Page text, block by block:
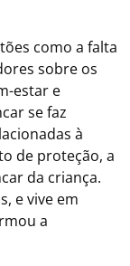
como a falta
sobre os
estar e
se faz
à
de proteção, a
da criança.
e vive em
a